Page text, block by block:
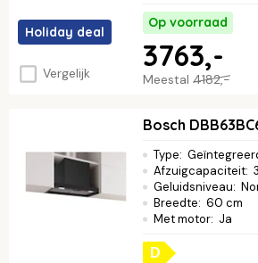
Holiday deal
Vergelijk
Op voorraad
Meestal 4182,-
3763,-
Bosch
Type:
Afzuigcapaciteit:
Geluidsniveau:
Breedte: 60 cm
Met motor: Ja
D